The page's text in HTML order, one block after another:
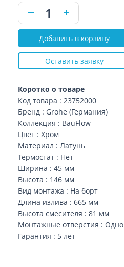
Коротко о товаре
Код товара : 23752000
Бренд : Grohe (Германия)
Коллекция : BauFlow
Цвет : Хром
Материал : Латунь
Термостат : Нет
Ширина : 45 мм
Высота : 146 мм
Вид монтажа : На борт
Длина излива : 665 мм
Высота смесителя : 81 мм
Монтажные отверстия : Одно
Гарантия : 5 лет
Добавить в корзину
Оставить заявку